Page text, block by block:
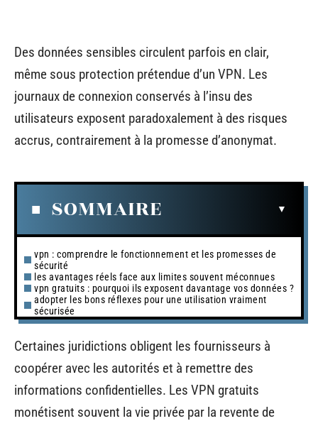
Des données sensibles circulent parfois en clair,
même sous protection prétendue d’un VPN. Les
journaux de connexion conservés à l’insu des
utilisateurs exposent paradoxalement à des risques
accrus, contrairement à la promesse d’anonymat.
SOMMAIRE
vpn : comprendre le fonctionnement et les promesses de
sécurité
les avantages réels face aux limites souvent méconnues
vpn gratuits : pourquoi ils exposent davantage vos données ?
adopter les bons réflexes pour une utilisation vraiment
sécurisée
Certaines juridictions obligent les fournisseurs à
coopérer avec les autorités et à remettre des
informations confidentielles. Les VPN gratuits
monétisent souvent la vie privée par la revente de